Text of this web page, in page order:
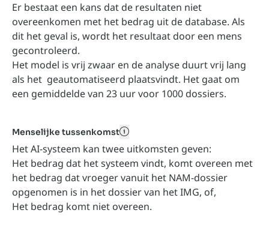
Er bestaat een kans dat de resultaten niet
overeenkomen met het bedrag uit de database. Als
dit het geval is, wordt het resultaat door een mens
gecontroleerd.
Het model is vrij zwaar en de analyse duurt vrij lang
als het geautomatiseerd plaatsvindt. Het gaat om
een gemiddelde van 23 uur voor 1000 dossiers.
Menselijke tussenkomst
toegankelijk naam kan hier
Het AI-systeem kan twee uitkomsten geven:
Het bedrag dat het systeem vindt, komt overeen met
het bedrag dat vroeger vanuit het NAM-dossier
opgenomen is in het dossier van het IMG, of,
Het bedrag komt niet overeen.